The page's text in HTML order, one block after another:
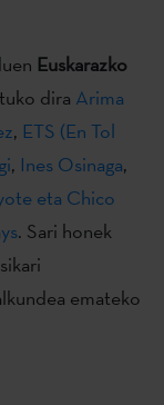
Euskarazko
dira Arima
, ETS (En Tol
, Ines Osinaga,
eta Chico
. Sari honek
emateko